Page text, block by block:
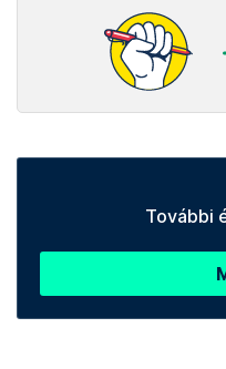
További